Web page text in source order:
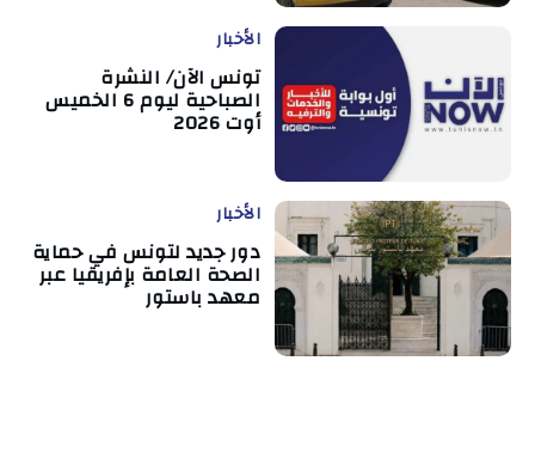
الأخبار
تونس الآن/ النشرة
الصباحية ليوم 6 الخميس
أوت 2026
الأخبار
دور جديد لتونس في حماية
الصحة العامة بإفريقيا عبر
معهد باستور